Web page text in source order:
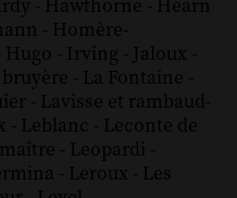
- Hawthorne - Hearn
- Homère-
Hugo - Irving - Jaloux -
bruyère - La Fontaine -
- Lavisse et rambaud-
- Leblanc - Leconte de
- Leopardi -
- Leroux - Les